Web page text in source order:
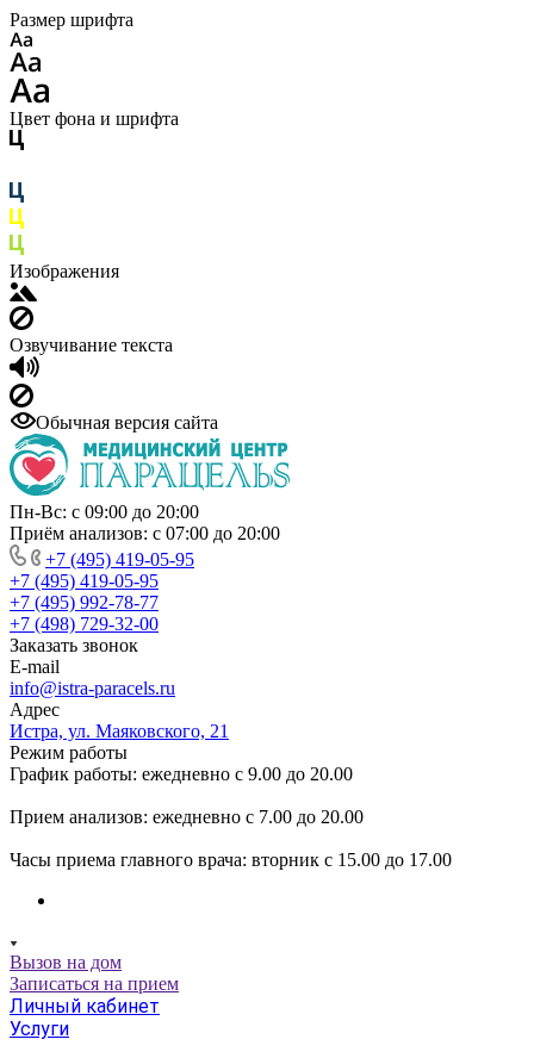
Размер шрифта
Цвет фона и шрифта
Изображения
Озвучивание текста
Обычная версия сайта
Пн-Вс: с 09:00 до 20:00
Приём анализов: с 07:00 до 20:00
+7 (495) 419-05-95
+7 (495) 419-05-95
+7 (495) 992-78-77
+7 (498) 729-32-00
Заказать звонок
E-mail
info@istra-paracels.ru
Адрес
Истра, ул. Маяковского, 21
Режим работы
График работы: ежедневно с 9.00 до 20.00
Прием анализов: ежедневно с 7.00 до 20.00
Часы приема главного врача: вторник с 15.00 до 17.00
Вызов на дом
Записаться на прием
Личный кабинет
Услуги